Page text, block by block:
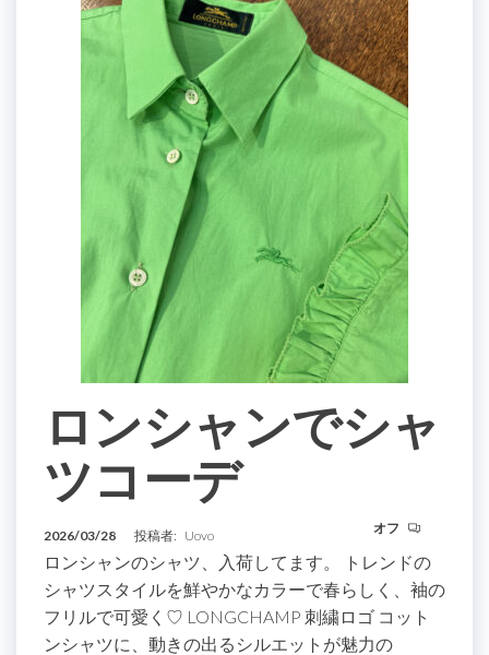
ロンシャンでシャ
ツコーデ
2026/03/28 投稿者: Uovo オフ
ロンシャンのシャツ、入荷してます。 トレンドの
シャツスタイルを鮮やかなカラーで春らしく、袖の
フリルで可愛く♡ LONGCHAMP 刺繍ロゴ コット
ンシャツに、動きの出るシルエットが魅力の